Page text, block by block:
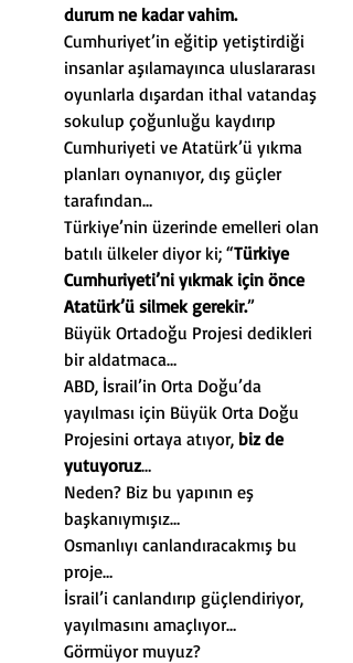
durum ne kadar vahim.
Cumhuriyet’in eğitip yetiştirdiği
insanlar aşılamayınca uluslararası
oyunlarla dışardan ithal vatandaş
sokulup çoğunluğu kaydırıp
Cumhuriyeti ve Atatürk’ü yıkma
planları oynanıyor, dış güçler
tarafından…
Türkiye’nin üzerinde emelleri olan
batılı ülkeler diyor ki; “Türkiye
Cumhuriyeti’ni yıkmak için önce
Atatürk’ü silmek gerekir.”
Büyük Ortadoğu Projesi dedikleri
bir aldatmaca…
ABD, İsrail’in Orta Doğu’da
yayılması için Büyük Orta Doğu
Projesini ortaya atıyor, biz de
yutuyoruz…
Neden? Biz bu yapının eş
başkanıymışız…
Osmanlıyı canlandıracakmış bu
proje…
İsrail’i canlandırıp güçlendiriyor,
yayılmasını amaçlıyor…
Görmüyor muyuz?